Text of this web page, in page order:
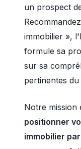
un prospect
immobilier »,
formule sa
sur sa
pertinentes du
Notre mission
positionner
immobilier